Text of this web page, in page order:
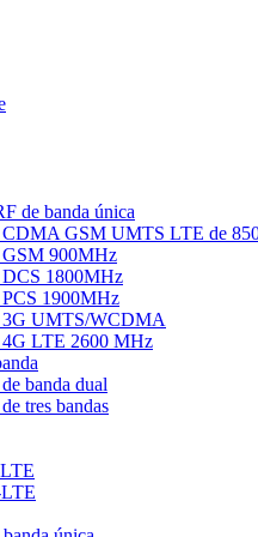
de banda única
CDMA GSM UMTS LTE de
GSM 900MHz
DCS 1800MHz
1900MHz
3G UMTS/WCDMA
4G LTE 2600 MHz
banda dual
tres bandas